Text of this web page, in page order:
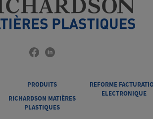
PRODUITS
RICHARDSON MATIÈRES
PLASTIQUES
REFORME
ELECTRONIQUE